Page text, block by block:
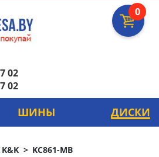
0
02
02
ШИНЫ ДИСКИ
K&K KC861-MB